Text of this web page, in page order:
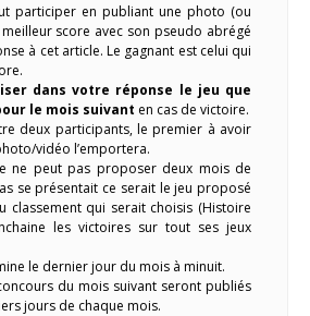
participer en publiant une photo (ou
score avec son pseudo abrégé
à cet article. Le gagnant est celui qui
dans votre réponse le jeu que
le mois suivant en cas de victoire.
deux participants, le premier à avoir
vidéo l’emportera.
ne peut pas proposer deux mois de
se présentait ce serait le jeu proposé
classement qui serait choisis (Histoire
les victoires sur tout ses jeux
le dernier jour du mois à minuit.
du mois suivant seront publiés
jours de chaque mois.